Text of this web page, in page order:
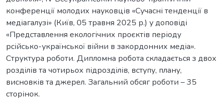
конференції молодих науковців «Сучасні тенденції в
медіагалузі» (Київ, 05 травня 2025 р.) у доповіді
«Представлення екологічних проєктів періоду
рсійсько-української війни в закордонних медіа».
Структура роботи. Дипломна робота складається з двох
розділів та чотирьох підрозділів, вступу, плану,
висновків та джерел. Загальний обсяг роботи – 35
сторінок.